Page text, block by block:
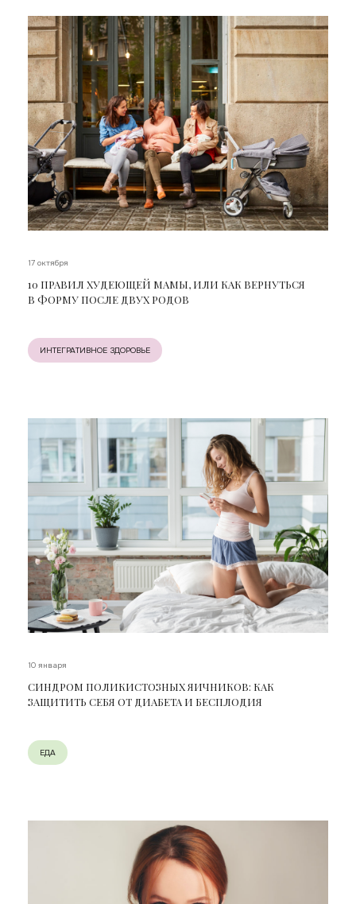
17 октября
10 ПРАВИЛ ХУДЕЮЩЕЙ МАМЫ, ИЛИ КАК ВЕРНУТЬСЯ
В ФОРМУ ПОСЛЕ ДВУХ РОДОВ
ИНТЕГРАТИВНОЕ ЗДОРОВЬЕ
10 января
СИНДРОМ ПОЛИКИСТОЗНЫХ ЯИЧНИКОВ: КАК
ЗАЩИТИТЬ СЕБЯ ОТ ДИАБЕТА И БЕСПЛОДИЯ
ЕДА